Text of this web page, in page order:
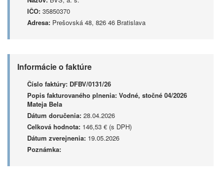
IČO: 35850370
Adresa: Prešovská 48, 826 46 Bratislava
Informácie o faktúre
Číslo faktúry: DFBV/0131/26
Popis fakturovaného plnenia: Vodné, stočné 04/2026
Mateja Bela
Dátum doručenia: 28.04.2026
Celková hodnota: 146,53 € (s DPH)
Dátum zverejnenia: 19.05.2026
Poznámka: